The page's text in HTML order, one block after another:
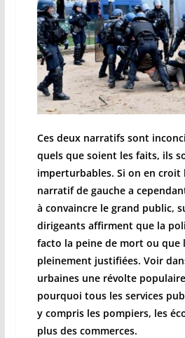
Ces deux narratifs sont
quels que soient les faits, ils
imperturbables. Si on en croit
narratif de gauche a
à convaincre le grand public,
dirigeants affirment que la
facto la peine de mort ou que
pleinement justifiées. Voir
urbaines une révolte
pourquoi tous les services
y compris les pompiers, les
plus des commerces.